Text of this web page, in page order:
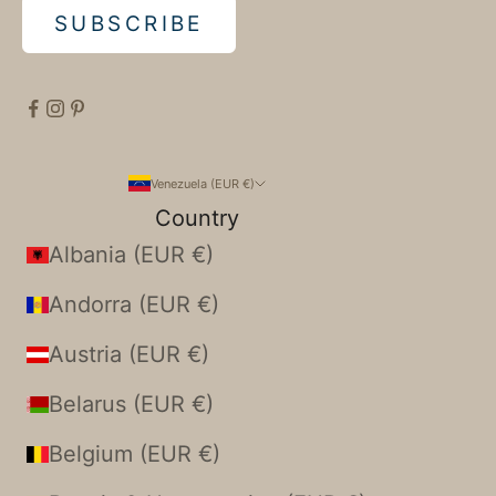
SUBSCRIBE
Venezuela (EUR €)
Country
Albania (EUR €)
Andorra (EUR €)
Austria (EUR €)
Belarus (EUR €)
Belgium (EUR €)